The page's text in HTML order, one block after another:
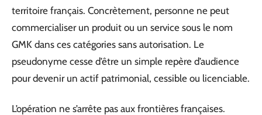
territoire français. Concrètement, personne ne peut
commercialiser un produit ou un service sous le nom
GMK dans ces catégories sans autorisation. Le
pseudonyme cesse d’être un simple repère d’audience
pour devenir un actif patrimonial, cessible ou licenciable.
L’opération ne s’arrête pas aux frontières françaises.